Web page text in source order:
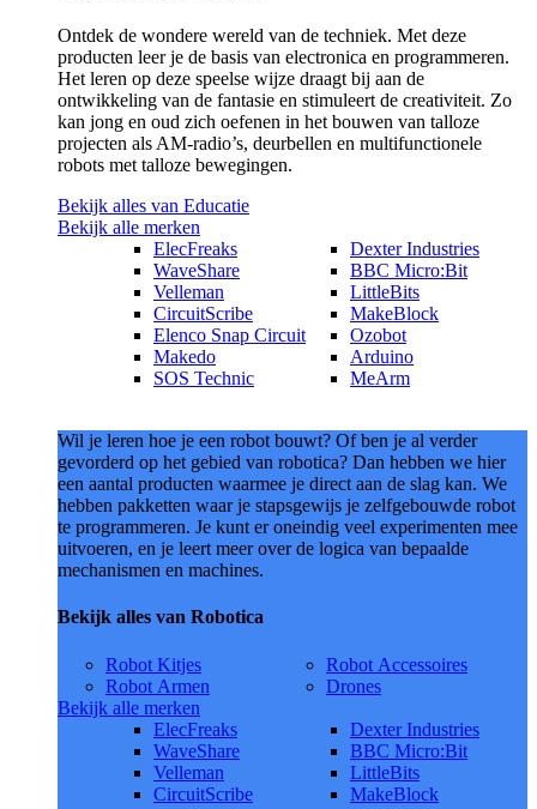
Ontdek de wondere wereld van de techniek. Met deze
producten leer je de basis van electronica en programmeren.
Het leren op deze speelse wijze draagt bij aan de
ontwikkeling van de fantasie en stimuleert de creativiteit. Zo
kan jong en oud zich oefenen in het bouwen van talloze
projecten als AM-radio’s, deurbellen en multifunctionele
robots met talloze bewegingen.
Bekijk alles van Educatie
Bekijk alle merken
ElecFreaks
WaveShare
Velleman
CircuitScribe
Elenco Snap Circuit
Makedo
SOS Technic
Dexter Industries
BBC Micro:Bit
LittleBits
MakeBlock
Ozobot
Arduino
MeArm
Wil je leren hoe je een robot bouwt? Of ben je al verder
gevorderd op het gebied van robotica? Dan hebben we hier
een aantal producten waarmee je direct aan de slag kan. We
hebben pakketten waar je stapsgewijs je zelfgebouwde robot
te programmeren. Je kunt er oneindig veel experimenten mee
uitvoeren, en je leert meer over de logica van bepaalde
mechanismen en machines.
Bekijk alles van Robotica
Robot Kitjes
Robot Armen
Robot Accessoires
Drones
Bekijk alle merken
ElecFreaks
WaveShare
Velleman
CircuitScribe
Dexter Industries
BBC Micro:Bit
LittleBits
MakeBlock